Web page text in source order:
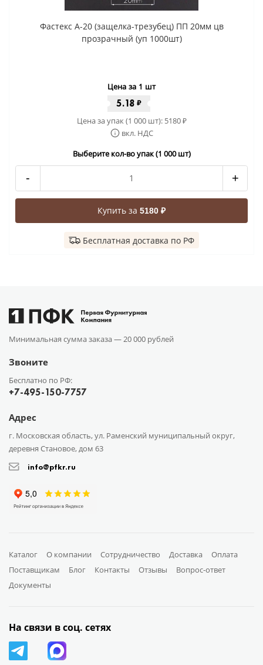
Фастекс A-20 (защелка-трезубец) ПП 20мм цв
прозрачный (уп 1000шт)
Цена за 1 шт
5.18 ₽
Цена за упак (1 000 шт): 5180₽
вкл. НДС
Выберите кол-во упак (1 000 шт)
- +
Купить за 5180 ₽
Бесплатная доставка по РФ
Минимальная сумма заказа — 20 000 рублей
Звоните
Бесплатно по РФ:
+7-495-150-7757
Адрес
г. Московская область, ул. Раменский муниципальный округ,
деревня Становое, дом 63
info@pfkr.ru
Каталог О компании Сотрудничество Доставка
Оплата
Поставщикам
Блог Контакты Отзывы
Вопрос-ответ
Документы
На связи в соц. сетях